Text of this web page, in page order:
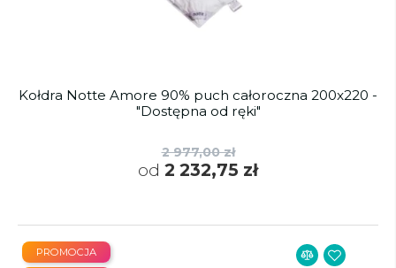
Kołdra Notte Amore 90% puch całoroczna 200x220 -
"Dostępna od ręki"
2 977,00 zł
od 2 232,75 zł
PROMOCJA